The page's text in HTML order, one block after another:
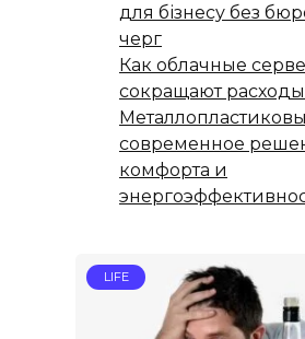
для бізнесу без
черг
Как облачные
сокращают
современное
комфорта и
LIFE